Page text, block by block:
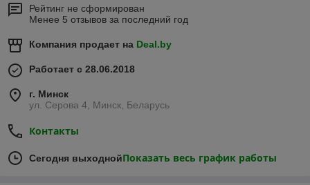
Рейтинг не сформирован
Менее 5 отзывов за последний год
Компания продает на Deal.by
Работает с 28.06.2018
г. Минск
ул. Серова 4, Минск, Беларусь
Контакты
Сегодня выходнойПоказать весь график работы